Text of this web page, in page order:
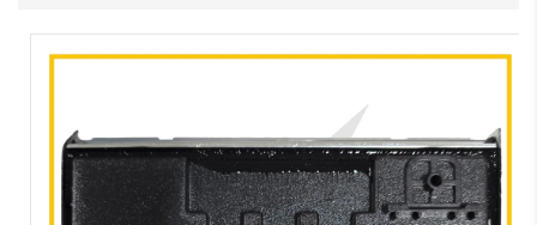
A La
detalles